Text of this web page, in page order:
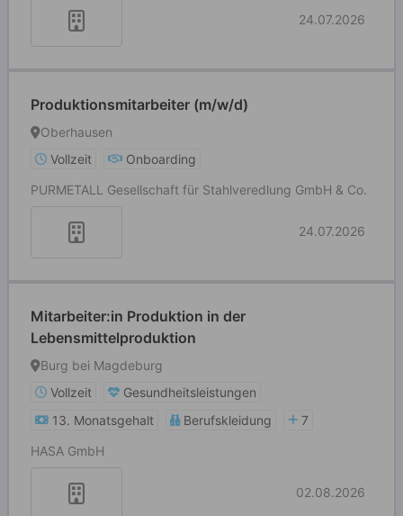
24.07.2026
Produktionsmitarbeiter (m/w/d)
Oberhausen
Vollzeit
Onboarding
PURMETALL Gesellschaft für Stahlveredlung GmbH & Co.
24.07.2026
Mitarbeiter:in Produktion in der
Lebensmittelproduktion
Burg bei Magdeburg
Vollzeit
Gesundheitsleistungen
13. Monatsgehalt
Berufskleidung
7
HASA GmbH
02.08.2026